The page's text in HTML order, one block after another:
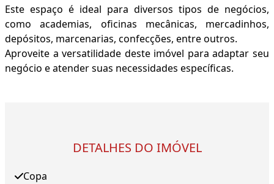
Este espaço é ideal para diversos tipos de negócios,
como academias, oficinas mecânicas, mercadinhos,
depósitos, marcenarias, confecções, entre outros.
Aproveite a versatilidade deste imóvel para adaptar seu
negócio e atender suas necessidades específicas.
DETALHES DO IMÓVEL
Copa